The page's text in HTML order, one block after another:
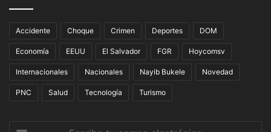
Accidente Choque Crimen Deportes DOM
Economía EEUU El Salvador FGR Hoycomsv
Internacionales Nacionales Nayib Bukele Novedad
PNC Salud Tecnología Turismo